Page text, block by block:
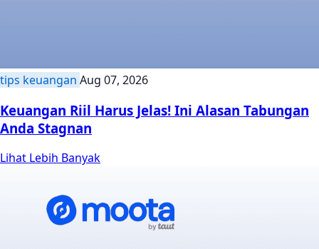
tips keuangan Aug 07, 2026
Keuangan Riil Harus Jelas! Ini Alasan Tabungan
Anda Stagnan
Lihat Lebih Banyak